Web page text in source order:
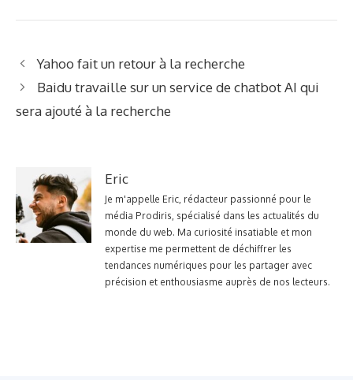
Yahoo fait un retour à la recherche
Baidu travaille sur un service de chatbot AI qui
sera ajouté à la recherche
Eric
Je m'appelle Eric, rédacteur passionné pour le
média Prodiris, spécialisé dans les actualités du
monde du web. Ma curiosité insatiable et mon
expertise me permettent de déchiffrer les
tendances numériques pour les partager avec
précision et enthousiasme auprès de nos lecteurs.